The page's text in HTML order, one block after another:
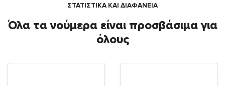
ΣΤΑΤΙΣΤΙΚΑ ΚΑΙ ΔΙΑΦΑΝΕΙΑ
Όλα τα νούμερα είναι προσβάσιμα για
όλους